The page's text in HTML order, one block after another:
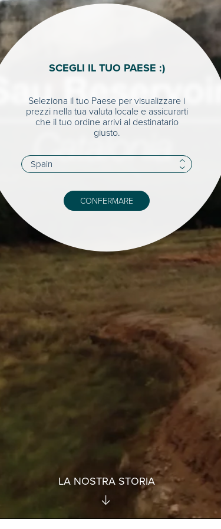
LA NOSTRA STORIA
↓
SCEGLI IL TUO PAESE :)
Seleziona il tuo Paese per visualizzare i
prezzi nella tua valuta locale e assicurarti
che il tuo ordine arrivi al destinatario
giusto.
CONFERMARE